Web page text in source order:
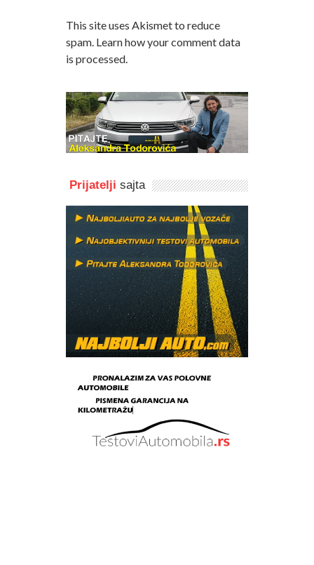
This site uses Akismet to reduce
spam. Learn how your comment data
is processed.
Prijatelji sajta